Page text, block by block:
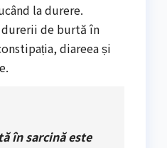
la durere.
de burtă în
diareea și
în sarcină este